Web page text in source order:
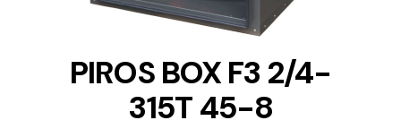
PIROS BOX F3 2/4-
315T 45-8